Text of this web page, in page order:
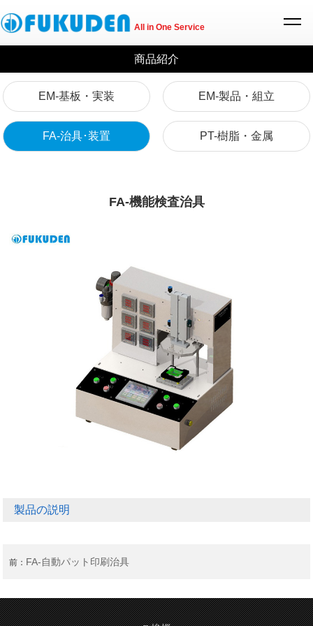
All in One Service
商品紹介
EM-基板・実装 EM-製品・組立
FA-治具･装置 PT-樹脂・金属
FA-機能検査治具
製品の説明
前： FA-自動パット印刷治具